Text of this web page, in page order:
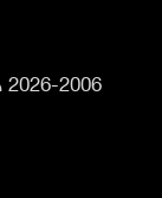
2026-2006 جميع الحقوق محفوظة لموقع السوسنة